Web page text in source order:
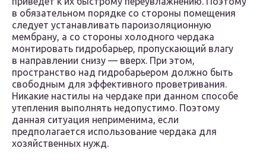
в обязательном порядке со стороны помещения
следует устанавливать пароизоляционную
мембрану, а со стороны холодного чердака
монтировать гидробарьер, пропускающий влагу
в направлении снизу — вверх. При этом,
пространство над гидробарьером должно быть
свободным для эффективного проветривания.
Никакие настилы на чердаке при данном способе
утепления выполнять недопустимо. Поэтому
данная ситуация неприменима, если
предполагается использование чердака для
хозяйственных нужд.